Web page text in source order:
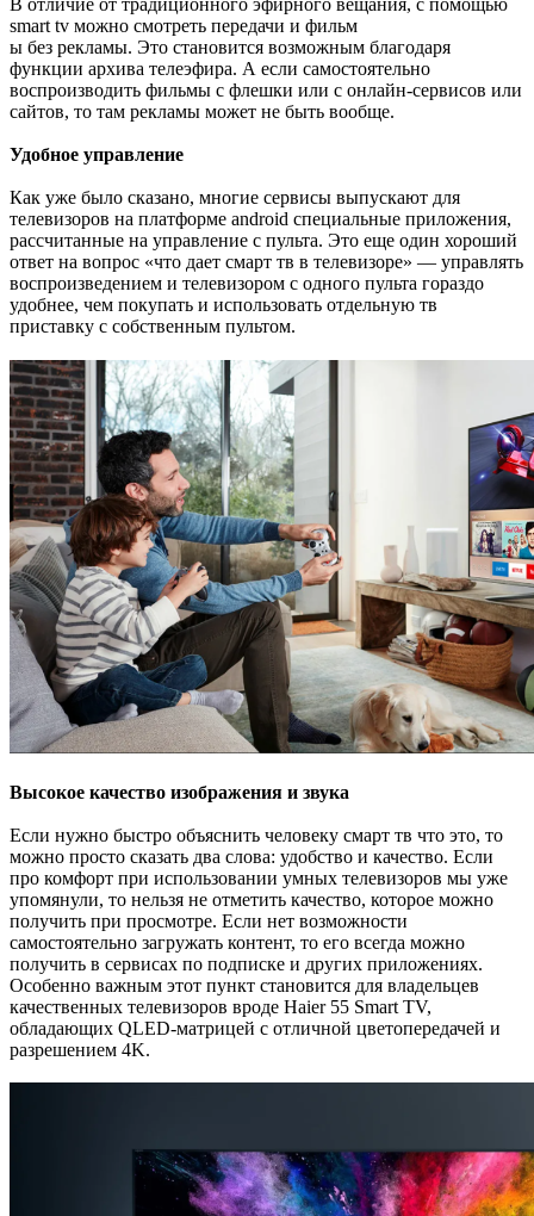
smart tv можно смотреть передачи и фильм
ы без рекламы. Это становится возможным благодаря
функции архива телеэфира. А если самостоятельно
воспроизводить фильмы с флешки или с онлайн-сервисов или
сайтов, то там рекламы может не быть вообще.
Удобное управление
Как уже было сказано, многие сервисы выпускают для
телевизоров на платформе android специальные приложения,
рассчитанные на управление с пульта. Это еще один хороший
ответ на вопрос «что дает смарт тв в телевизоре» — управлять
воспроизведением и телевизором с одного пульта гораздо
удобнее, чем покупать и использовать отдельную тв
приставку с собственным пультом.
Высокое качество изображения и звука
Если нужно быстро объяснить человеку смарт тв что это, то
можно просто сказать два слова: удобство и качество. Если
про комфорт при использовании умных телевизоров мы уже
упомянули, то нельзя не отметить качество, которое можно
получить при просмотре. Если нет возможности
самостоятельно загружать контент, то его всегда можно
получить в сервисах по подписке и других приложениях.
Особенно важным этот пункт становится для владельцев
качественных телевизоров вроде Haier 55 Smart TV,
обладающих QLED-матрицей с отличной цветопередачей и
разрешением 4K.